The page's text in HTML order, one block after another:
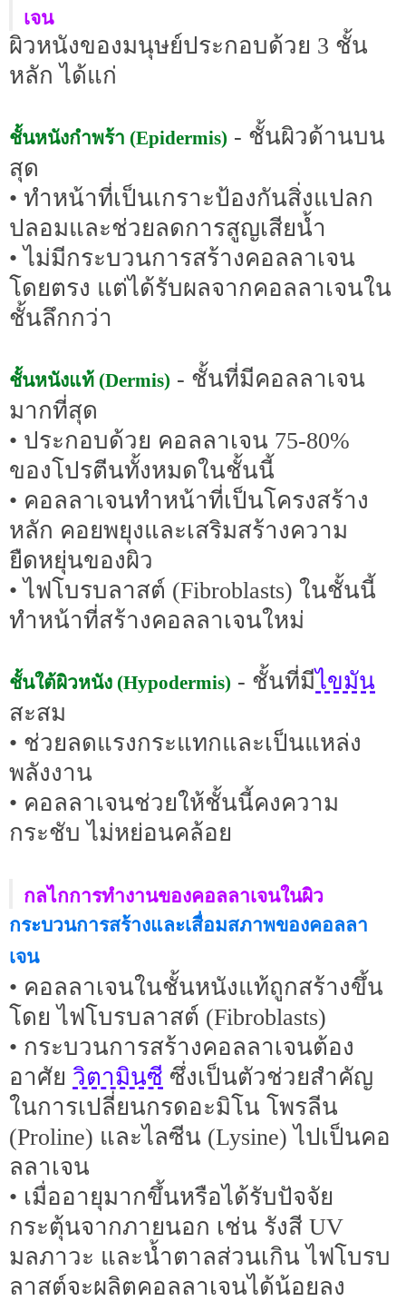
เจน
ผิวหนังของมนุษย์ประกอบด้วย 3 ชั้น
หลัก ได้แก่
ชั้นหนังกำพร้า (Epidermis) - ชั้นผิวด้านบน
สุด
• ทำหน้าที่เป็นเกราะป้องกันสิ่งแปลก
ปลอมและช่วยลดการสูญเสียน้ำ
• ไม่มีกระบวนการสร้างคอลลาเจน
โดยตรง แต่ได้รับผลจากคอลลาเจนใน
ชั้นลึกกว่า
ชั้นหนังแท้ (Dermis) - ชั้นที่มีคอลลาเจน
มากที่สุด
• ประกอบด้วย คอลลาเจน 75-80%
ของโปรตีนทั้งหมดในชั้นนี้
• คอลลาเจนทำหน้าที่เป็นโครงสร้าง
หลัก คอยพยุงและเสริมสร้างความ
ยืดหยุ่นของผิว
• ไฟโบรบลาสต์ (Fibroblasts) ในชั้นนี้
ทำหน้าที่สร้างคอลลาเจนใหม่
ชั้นใต้ผิวหนัง (Hypodermis) - ชั้นที่มีไขมัน
สะสม
• ช่วยลดแรงกระแทกและเป็นแหล่ง
พลังงาน
• คอลลาเจนช่วยให้ชั้นนี้คงความ
กระชับ ไม่หย่อนคล้อย
กลไกการทำงานของคอลลาเจนในผิว
กระบวนการสร้างและเสื่อมสภาพของคอลลา
เจน
• คอลลาเจนในชั้นหนังแท้ถูกสร้างขึ้น
โดย ไฟโบรบลาสต์ (Fibroblasts)
• กระบวนการสร้างคอลลาเจนต้อง
อาศัย วิตามินซี ซึ่งเป็นตัวช่วยสำคัญ
ในการเปลี่ยนกรดอะมิโน โพรลีน
(Proline) และไลซีน (Lysine) ไปเป็นคอ
ลลาเจน
• เมื่ออายุมากขึ้นหรือได้รับปัจจัย
กระตุ้นจากภายนอก เช่น รังสี UV
มลภาวะ และน้ำตาลส่วนเกิน ไฟโบรบ
ลาสต์จะผลิตคอลลาเจนได้น้อยลง